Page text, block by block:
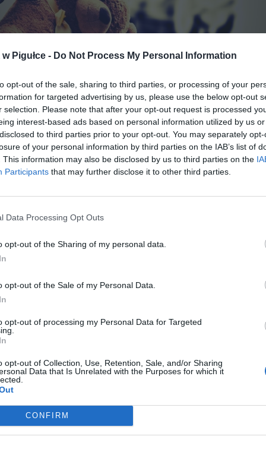
Pigułce - Do Not Process My Personal Information
opt-out of the sale, sharing to third parties, or processing of your
for targeted advertising by us, please use the below opt-out
selection. Please note that after your opt-out request is processed
interest-based ads based on personal information utilized by us
to third parties prior to your opt-out. You may separately
of your personal information by third parties on the IAB’s list of
This information may also be disclosed by us to third parties on the
Participants that may further disclose it to other third parties.
Data Processing Opt Outs
opt-out of the Sharing of my personal data.
opt-out of the Sale of my Personal Data.
opt-out of processing my Personal Data for Targeted
opt-out of Collection, Use, Retention, Sale, and/or Sharing
Data that Is Unrelated with the Purposes for which it
CONFIRM
Fot. Pixabay
skazane za dzieciobójstwo mogą być umieszczane w
lub jednostkach, aby zapewnić im ochronę przed innymi
więzienny może również monitorować sytuację i
RÓWNIEŻ:
przecenił hit do kuchni. Air fryer tańszy aż o 150 zł, a to